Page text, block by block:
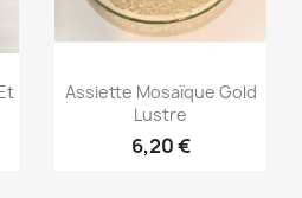
Aperçu rapide
Assiette Mosaïque Gold
Lustre
6,20 €